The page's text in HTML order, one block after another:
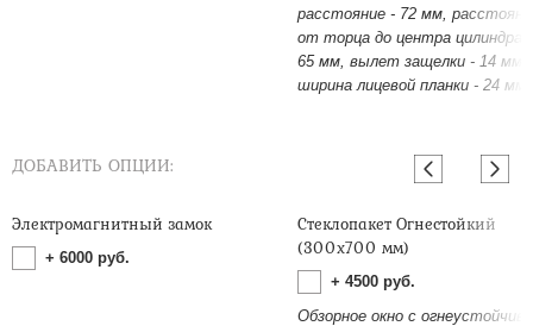
расстояние - 72 мм,
от торца до центра цилиндра -
65 мм, вылет защелки - 14 мм,
ширина лицевой планки - 24 мм.
ДОБАВИТЬ ОПЦИИ:
Электромагнитный замок
+ 6000 руб.
Стеклопакет Огнестойкий
(300х700 мм)
+ 4500 руб.
Обзорное окно с